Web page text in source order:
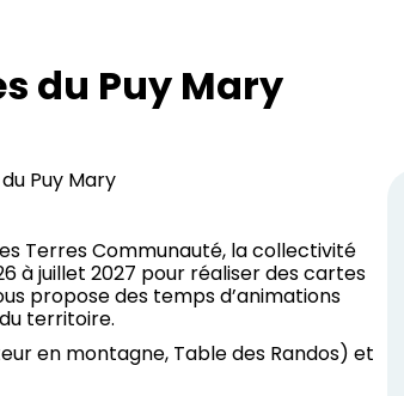
du Puy Mary
Puy Mary
Terres Communauté, la collectivité
à juillet 2027 pour réaliser des cartes
propose des temps d’animations
territoire.
en montagne, Table des Randos) et